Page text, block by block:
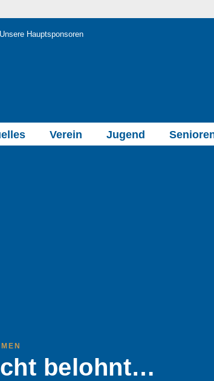
Unsere Hauptsponsoren
Verein Jugend
belohnt…